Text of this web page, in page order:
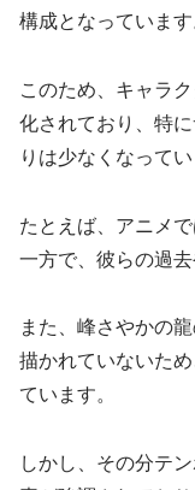
構成となっています
このため、キャラ
化されており、特
りは少なくなってい
たとえば、アニメ
一方で、彼らの過
また、峰さやかの
描かれていないた
ています。
しかし、その分テ